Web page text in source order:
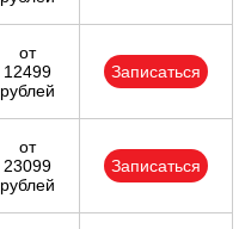
от
12499
рублей
Записаться
от
23099
рублей
Записаться